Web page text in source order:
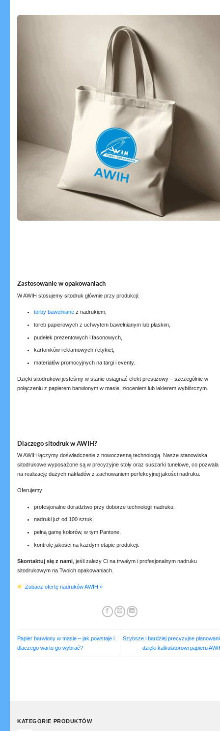
Zastosowanie w opakowaniach
W AWIH stosujemy sitodruk głównie przy produkcji:
torby bawełniane z nadrukiem,
toreb papierowych z uchwytem bawełnianym lub płaskim,
pudełek prezentowych i fasonowych,
kartoników reklamowych i etykiet,
materiałów promocyjnych na targi i eventy.
Dzięki sitodrukowi jesteśmy w stanie osiągnąć efekt prestiżowy – szczególnie w
połączeniu z papierem barwionym w masie, złoceniem lub lakierem wybiórczym.
Dlaczego sitodruk w AWIH?
W AWIH łączymy doświadczenie z nowoczesną technologią. Nasze stanowiska
sitodrukowe wyposażone są w precyzyjne stoły oraz suszarki tunelowe, co pozwala
na realizację dużych nakładów z zachowaniem perfekcyjnej jakości nadruku.
Oferujemy:
profesjonalne doradztwo przy doborze technologii nadruku,
nadruki już od 100 sztuk,
pełną gamę kolorów, w tym Pantone,
kontrolę jakości na każdym etapie produkcji.
Skontaktuj się z nami , jeśli zależy Ci na trwałym i profesjonalnym nadruku
sitodrukowym na Twoich opakowaniach.
Zobacz ofertę nadruków AWIH »
Papier barwiony w masie – jak powstaje i
dlaczego warto go wybrać?
Szybsze i bardziej precyzyjne
dzięki kalkulatorowi papieru
KATEGORIE PRODUKTÓW